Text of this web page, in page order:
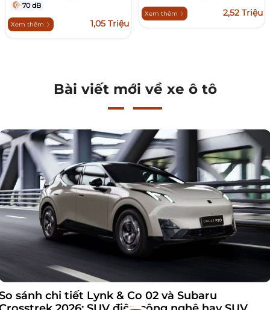
70 dB
Xem thêm 1,05 Triệu
Xem thêm 2,52 Triệu
Bài viết mới về xe ô tô
sánh chi tiết Lynk & Co 02 và Subaru